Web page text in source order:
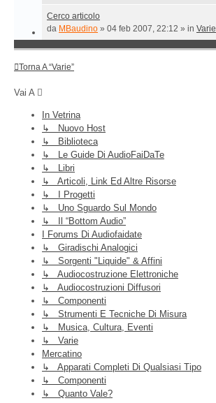
Cerco articolo
da MBaudino » 04 feb 2007, 22:12 » in Varie
Torna A “Varie”
Vai A
In Vetrina
↳ Nuovo Host
↳ Biblioteca
↳ Le Guide Di AudioFaiDaTe
↳ Libri
↳ Articoli, Link Ed Altre Risorse
↳ I Progetti
↳ Uno Sguardo Sul Mondo
↳ Il “Bottom Audio”
I Forums Di Audiofaidate
↳ Giradischi Analogici
↳ Sorgenti "liquide" & Affini
↳ Audiocostruzione Elettroniche
↳ Audiocostruzioni Diffusori
↳ Componenti
↳ Strumenti E Tecniche Di Misura
↳ Musica, Cultura, Eventi
↳ Varie
Mercatino
↳ Apparati Completi Di Qualsiasi Tipo
↳ Componenti
↳ Quanto Vale?